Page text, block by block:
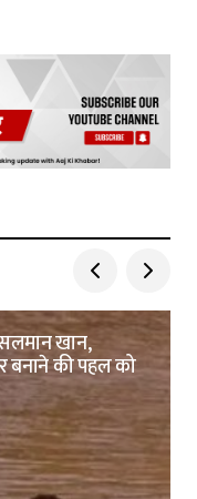
खान,
बनाने की पहल को